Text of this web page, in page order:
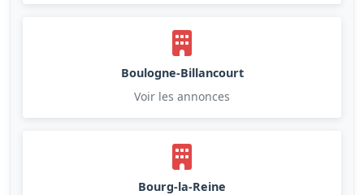
Boulogne-Billancourt
Voir les annonces
Bourg-la-Reine